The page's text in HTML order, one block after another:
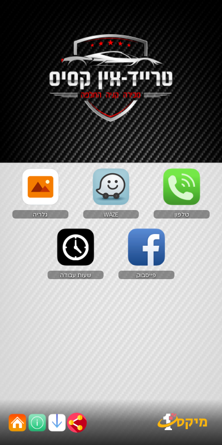
טלפון WAZE גלריה
פייסבוק שעות עבודה